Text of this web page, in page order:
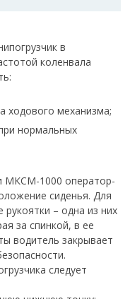
в
коленвала
ходового механизма;
нормальных
МКСМ-1000 оператор-
сиденья. Для
рукоятки – одна из них
за спинкой, в ее
водитель закрывает
следует